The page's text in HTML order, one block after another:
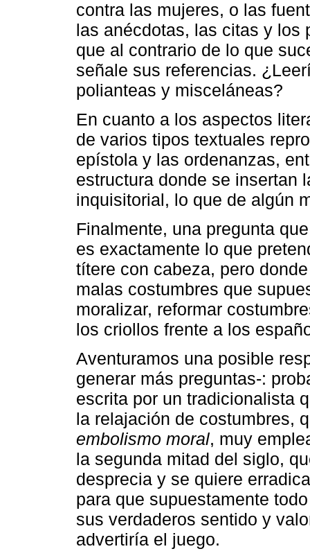
contra las mujeres, o las
las anécdotas, las citas y los
que al contrario de lo que
señale sus referencias.
polianteas y misceláneas?
En cuanto a los aspectos
de varios tipos textuales
epístola y las ordenanzas,
estructura donde se insertan
inquisitorial, lo que de algún
Finalmente, una pregunta
es exactamente lo que
títere con cabeza, pero
malas costumbres que
moralizar, reformar
los criollos frente a los
Aventuramos una posible
generar más preguntas-:
escrita por un tradicionalista
la relajación de costumbres,
embolismo moral, muy
la segunda mitad del siglo,
desprecia y se quiere
para que supuestamente
sus verdaderos sentido y
advertiría el juego.